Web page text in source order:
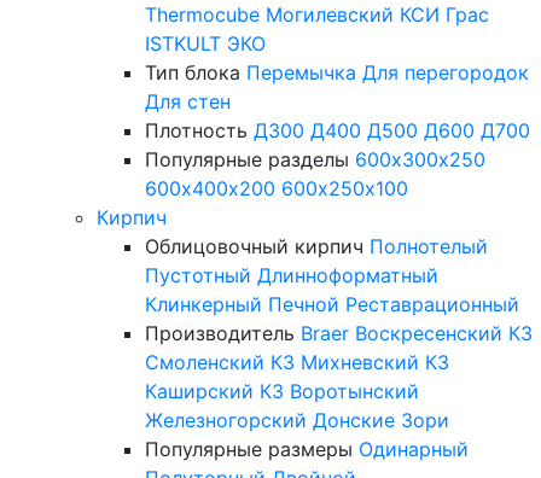
Thermocube Могилевский КСИ Грас
ISTKULT ЭКО
Тип блока Перемычка Для перегородок
Для стен
Плотность Д300 Д400 Д500 Д600 Д700
Популярные разделы 600х300х250
600х400х200 600х250х100
Кирпич
Облицовочный кирпич Полнотелый
Пустотный Длинноформатный
Клинкерный Печной Реставрационный
Производитель Braer Воскресенский КЗ
Смоленский КЗ Михневский КЗ
Каширский КЗ Воротынский
Железногорский Донские Зори
Популярные размеры Одинарный